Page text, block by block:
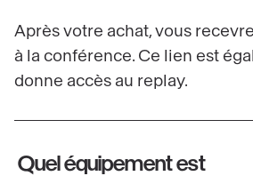
Après votre achat, vous
à la conférence. Ce lien est
donne accès au replay.
Quel équipement est